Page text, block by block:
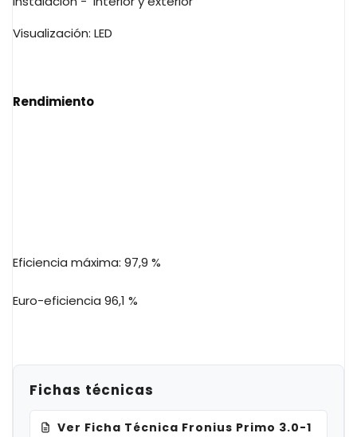
Visualización: LED
Rendimiento
Eficiencia máxima: 97,9 %
Euro-eficiencia 96,1 %
Fichas técnicas
Ver Ficha Técnica Fronius Primo 3.0-1